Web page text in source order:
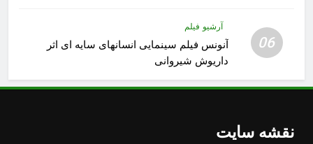
06
آرشیو فیلم
آنونس فیلم سینمایی انسانهای سایه ای اثر
داریوش شیروانی
نقشه سایت